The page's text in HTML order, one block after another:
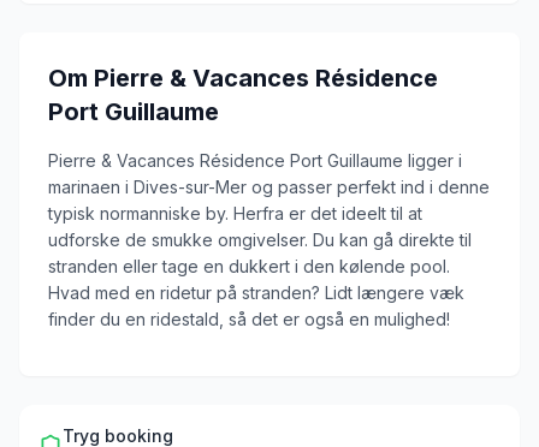
Om Pierre & Vacances Résidence
Port Guillaume
Pierre & Vacances Résidence Port Guillaume ligger i
marinaen i Dives-sur-Mer og passer perfekt ind i denne
typisk normanniske by. Herfra er det ideelt til at
udforske de smukke omgivelser. Du kan gå direkte til
stranden eller tage en dukkert i den kølende pool.
Hvad med en ridetur på stranden? Lidt længere væk
finder du en ridestald, så det er også en mulighed!
Tryg booking